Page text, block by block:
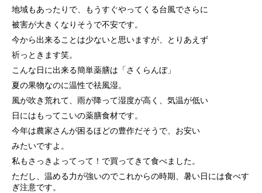
地域もあったりで、
もうすぐやってくる台風でさらに
被害が大きくなりそうで不安です。
今から出来ることは少ないと思いますが、とりあえず
祈っときます笑。
こんな日に出来る簡単薬膳は「さくらんぼ」
夏の果物なのに温性で祛風湿。
風が吹き荒れて、雨が降って湿度が高く、気温が低い
日にはもってこいの薬膳食材です。
今年は農家さんが困るほどの豊作だそうで、お安い
みたいですよ。
私もさっきよってって！で買ってきて食べました。
ただし、温める力が強いのでこれからの時期、暑い日には食べす
ぎ注意です。